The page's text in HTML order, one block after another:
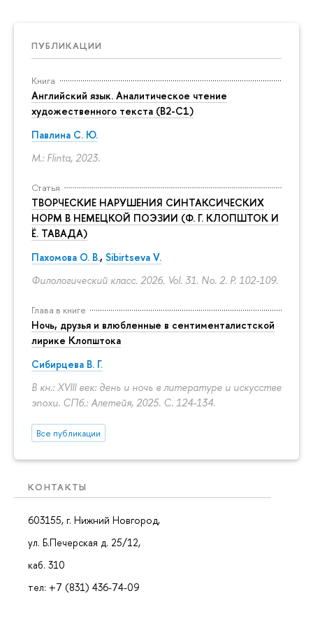
ПУБЛИКАЦИИ
Книга
Английский язык. Аналитическое чтение
художественного текста (B2-C1)
Павлина С. Ю.
M.: Flinta, 2023.
Статья
ТВОРЧЕСКИЕ НАРУШЕНИЯ СИНТАКСИЧЕСКИХ
НОРМ В НЕМЕЦКОЙ ПОЭЗИИ (Ф. Г. КЛОПШТОК И
Ё. ТАВАДА)
Пахомова О. В., Sibirtseva V.
Филологический класс. 2026. Vol. 31. No. 2. P. 102-109.
Глава в книге
Ночь, друзья и влюбленные в сентименталистской
лирике Клопштока
Сибирцева В. Г.
В кн.: XVIII век: день и ночь в литературе и искусстве
эпохи. СПб.: Алетейя, 2025. С. 124-134.
Все публикации
КОНТАКТЫ
603155, г. Нижний Новгород,
ул. Б.Печерская д. 25/12,
каб. 310
тел: +7 (831) 436-74-09